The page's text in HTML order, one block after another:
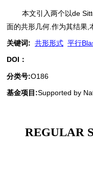
本文引入两个以de
面的共形几何.作为其结果,
关键词: 共形形式 平行
DOI：
分类号:O186
基金项目:Supported by
REGULAR